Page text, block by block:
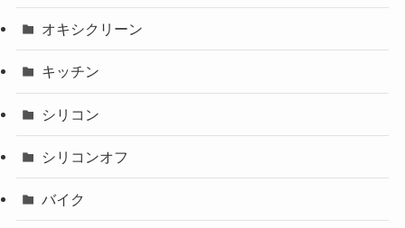
オキシクリーン
キッチン
シリコン
シリコンオフ
バイク